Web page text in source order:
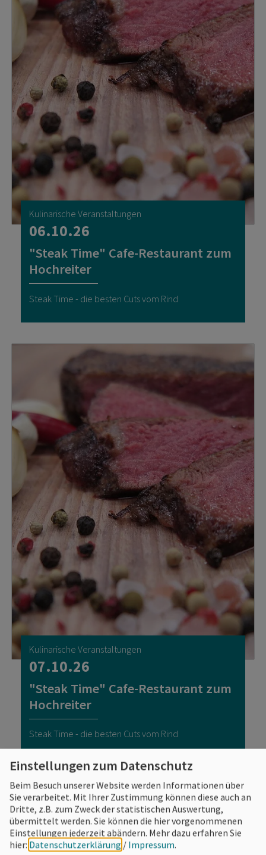
Kulinarische Veranstaltungen
06.10.26
"Steak Time" Cafe-Restaurant zum
Hochreiter
Steak Time - die besten Cuts vom Rind
Kulinarische Veranstaltungen
07.10.26
"Steak Time" Cafe-Restaurant zum
Hochreiter
Steak Time - die besten Cuts vom Rind
Einstellungen zum Datenschutz
Beim Besuch unserer Website werden Informationen über
Sie verarbeitet. Mit Ihrer Zustimmung können diese auch an
Dritte, z.B. zum Zweck der statistischen Auswertung,
übermittelt werden. Sie können die hier vorgenommenen
Einstellungen jederzeit abändern. Mehr dazu erfahren Sie
hier: Datenschutzerklärung / Impressum.